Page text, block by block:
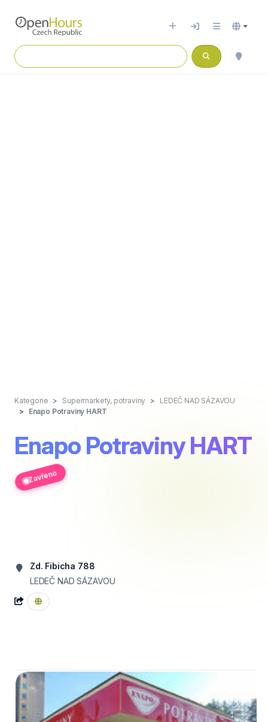
Kategorie Supermarkety, potraviny
LEDEČ NAD SÁZAVOU
Enapo Potraviny HART
Enapo Potraviny HART
Zavřeno
Zd. Fibicha 788
LEDEČ NAD SÁZAVOU